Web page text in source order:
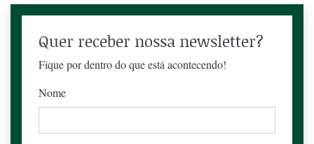
Quer receber nossa newsletter?
Fique por dentro do que está acontecendo!
Nome